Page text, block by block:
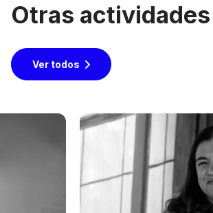
Otras actividades
Ver todos